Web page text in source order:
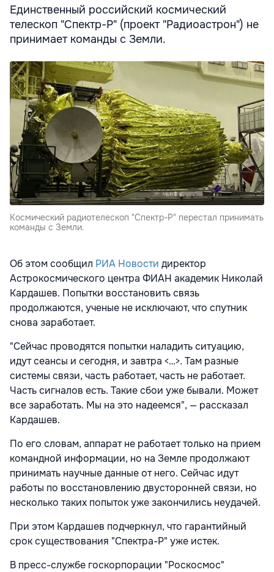
Единственный российский космический
телескоп "Спектр-Р" (проект "Радиоастрон") не
принимает команды с Земли.
Космический радиотелескоп "Спектр-Р" перестал принимать
команды с Земли.
Об этом сообщил РИА Новости директор
Астрокосмического центра ФИАН академик Николай
Кардашев. Попытки восстановить связь
продолжаются, ученые не исключают, что спутник
снова заработает.
"Сейчас проводятся попытки наладить ситуацию,
идут сеансы и сегодня, и завтра <…>. Там разные
системы связи, часть работает, часть не работает.
Часть сигналов есть. Такие сбои уже бывали. Может
все заработать. Мы на это надеемся", — рассказал
Кардашев.
По его словам, аппарат не работает только на прием
командной информации, но на Земле продолжают
принимать научные данные от него. Сейчас идут
работы по восстановлению двусторонней связи, но
несколько таких попыток уже закончились неудачей.
При этом Кардашев подчеркнул, что гарантийный
срок существования "Спектра-Р" уже истек.
В пресс-службе госкорпорации "Роскосмос"